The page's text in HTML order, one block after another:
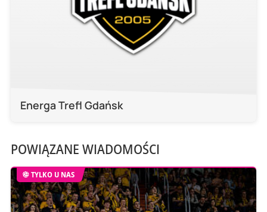
Energa Trefl Gdańsk
POWIĄZANE WIADOMOŚCI
TYLKO U NAS